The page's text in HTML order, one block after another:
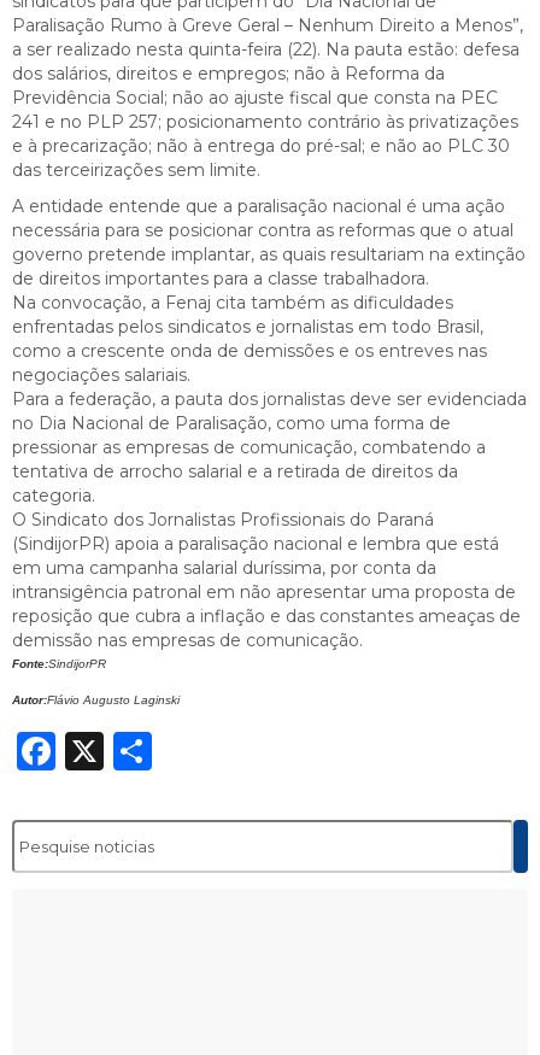
Paralisação Rumo à Greve Geral – Nenhum Direito a Menos”,
a ser realizado nesta quinta-feira (22). Na pauta estão: defesa
dos salários, direitos e empregos; não à Reforma da
Previdência Social; não ao ajuste fiscal que consta na PEC
241 e no PLP 257; posicionamento contrário às privatizações
e à precarização; não à entrega do pré-sal; e não ao PLC 30
das terceirizações sem limite.
A entidade entende que a paralisação nacional é uma ação
necessária para se posicionar contra as reformas que o atual
governo pretende implantar, as quais resultariam na extinção
de direitos importantes para a classe trabalhadora.
Na convocação, a Fenaj cita também as dificuldades
enfrentadas pelos sindicatos e jornalistas em todo Brasil,
como a crescente onda de demissões e os entreves nas
negociações salariais.
Para a federação, a pauta dos jornalistas deve ser evidenciada
no Dia Nacional de Paralisação, como uma forma de
pressionar as empresas de comunicação, combatendo a
tentativa de arrocho salarial e a retirada de direitos da
categoria.
O Sindicato dos Jornalistas Profissionais do Paraná
(SindijorPR) apoia a paralisação nacional e lembra que está
em uma campanha salarial duríssima, por conta da
intransigência patronal em não apresentar uma proposta de
reposição que cubra a inflação e das constantes ameaças de
demissão nas empresas de comunicação.
Fonte:SindijorPR
Autor:Flávio Augusto Laginski
Facebook
X